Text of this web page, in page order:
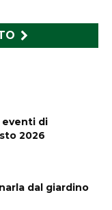
eventi di
2026
dal giardino